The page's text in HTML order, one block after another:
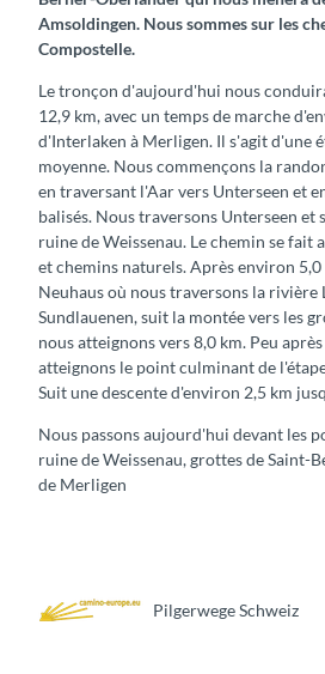
Amsoldingen. Nous sommes sur les
Compostelle.
Le tronçon d'aujourd'hui nous
12,9 km, avec un temps de marche
d'Interlaken à Merligen. Il s'agit d'une
moyenne. Nous commençons la
en traversant l'Aar vers Unterseen et
balisés. Nous traversons Unterseen et
ruine de Weissenau. Le chemin se
et chemins naturels. Après environ
Neuhaus où nous traversons la rivière
Sundlauenen, suit la montée vers les
nous atteignons vers 8,0 km. Peu
atteignons le point culminant de
Suit une descente d'environ 2,5 km
Nous passons aujourd'hui devant les
ruine de Weissenau, grottes de Saint-
de Merligen
Pilgerwege Schweiz